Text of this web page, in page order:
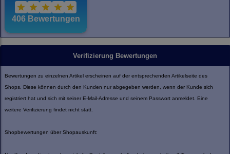
Verifizierung Bewertungen
Bewertungen zu einzelnen Artikel erscheinen auf der entsprechenden Artikelseite des
Shops. Diese können durch den Kunden nur abgegeben werden, wenn der Kunde sich
registriert hat und sich mit seiner E-Mail-Adresse und seinem Passwort anmeldet. Eine
weitere Verifizierung findet nicht statt.
Shopbewertungen über Shopauskunft: